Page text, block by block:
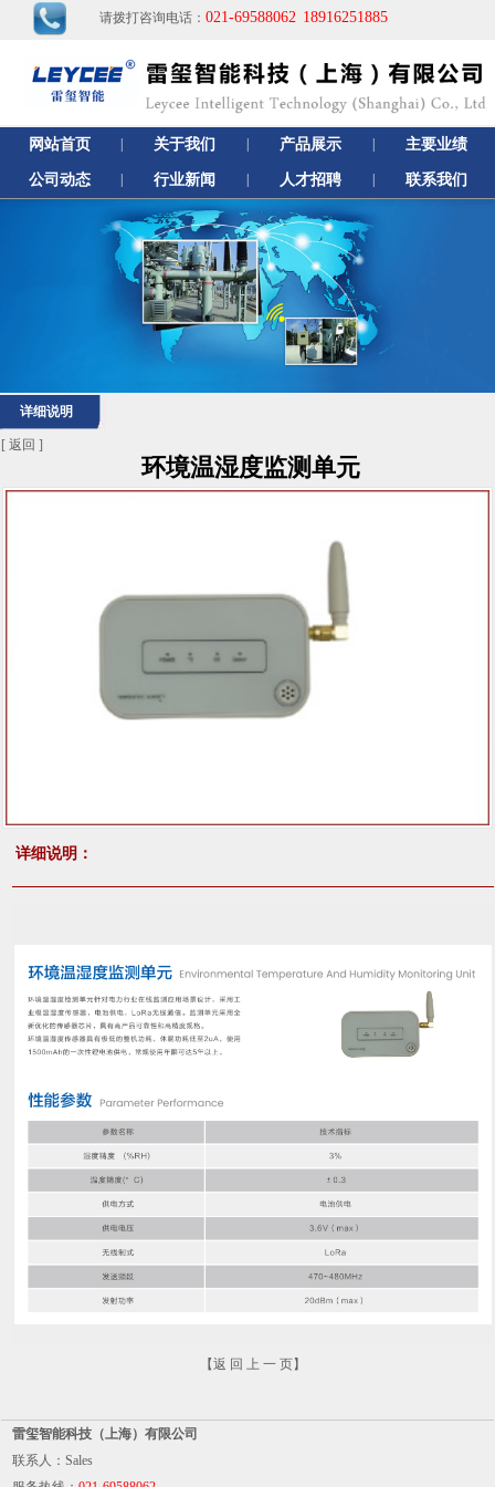
请拨打咨询电话： 021-69588062 18916251885
网站首页 关于我们 产品展示 主要业绩
公司动态 行业新闻 人才招聘 联系我们
详细说明
[ 返回 ]
环境温湿度监测单元
详细说明：
【返 回 上 一 页】
雷玺智能科技（上海）有限公司
联系人：Sales